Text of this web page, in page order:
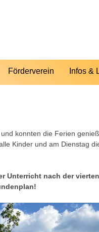
Förderverein Infos &
konnten die Ferien
Kinder und am Dienstag
Unterricht nach der